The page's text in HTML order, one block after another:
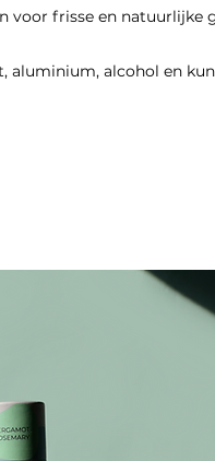
voor frisse en natuurlijke
aluminium, alcohol en